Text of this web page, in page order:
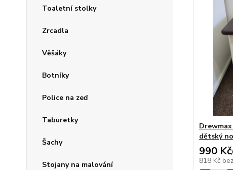
Toaletní stolky
Zrcadla
Věšáky
Botníky
Police na zeď
Taburetky
Šachy
Stojany na malování
Drewmax
dětský
990 Kč/
818 Kč